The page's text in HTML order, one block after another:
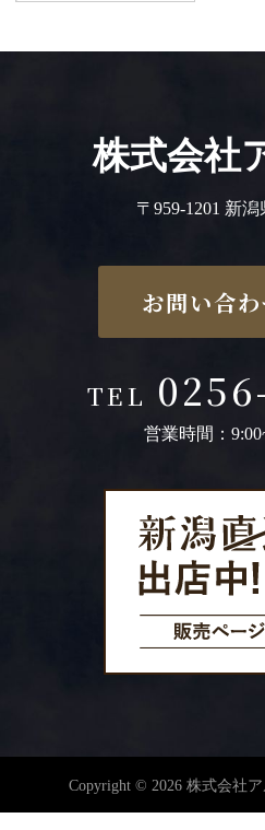
株式会社
〒959-1201 新
お問い合
TEL
営業時間：
Copyright © 2026 株式会社ア